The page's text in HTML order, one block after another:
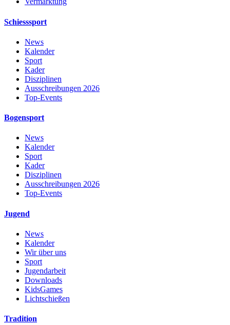
Schiesssport
News
Kalender
Sport
Kader
Disziplinen
Ausschreibungen 2026
Top-Events
Bogensport
News
Kalender
Sport
Kader
Disziplinen
Ausschreibungen 2026
Top-Events
Jugend
News
Kalender
Wir über uns
Sport
Jugendarbeit
Downloads
KidsGames
Lichtschießen
Tradition